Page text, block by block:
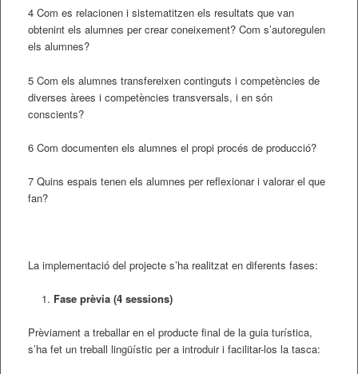
4 Com es relacionen i sistematitzen els resultats que van
obtenint els alumnes per crear coneixement? Com s’autoregulen
els alumnes?
5 Com els alumnes transfereixen continguts i competències de
diverses àrees i competències transversals, i en són
conscients?
6 Com documenten els alumnes el propi procés de producció?
7 Quins espais tenen els alumnes per reflexionar i valorar el que
fan?
La implementació del projecte s’ha realitzat en diferents fases:
Fase prèvia (4 sessions)
Prèviament a treballar en el producte final de la guia turística,
s’ha fet un treball lingüístic per a introduir i facilitar-los la tasca: